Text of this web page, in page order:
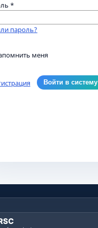
*
пароль?
меня
Войти в систему